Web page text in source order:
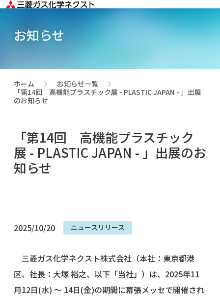
お知らせ
ホーム お知らせ一覧
「第14回 高機能プラスチック展 - PLASTIC JAPAN - 」出展
のお知らせ
「第14回 高機能プラスチック
展 - PLASTIC JAPAN - 」出展のお
知らせ
2025/10/20 ニュースリリース
三菱ガス化学ネクスト株式会社（本社：東京都港
区、社長：大塚 裕之、以下「当社」）は、2025年11
月12日(水) ～ 14日(金)の期間に幕張メッセで開催され